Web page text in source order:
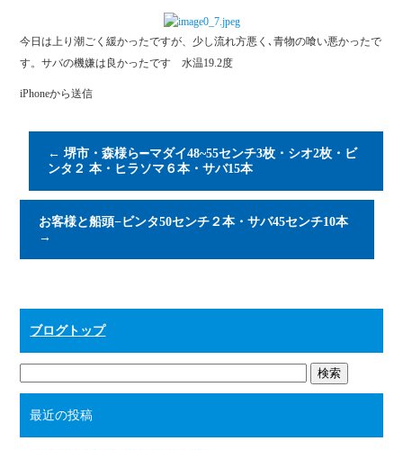
ok r
今日は上り潮ごく緩かったですが、少し流れ方悪く､青物の喰い悪かったで
す。サバの機嫌は良かったです 水温19.2度
iPhoneから送信
← 堺市・森様ら➖マダイ48~55センチ3枚・シオ2枚・ビ
ンタ２ 本・ヒラソマ６本・サバ15本
お客様と船頭−ビンタ50センチ２本・サバ45センチ10本
→
ブログトップ
最近の投稿